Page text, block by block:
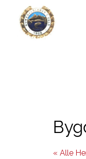
« Alle